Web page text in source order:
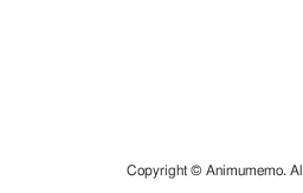
Copyright © Animumemo.